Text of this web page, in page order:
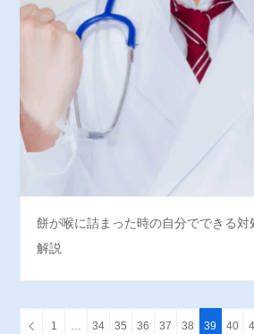
餅が喉に詰まった時の自分でできる
解説
1 … 34 35 36 37 38 39 40